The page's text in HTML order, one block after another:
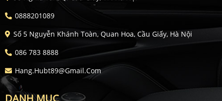
0888201089
Số 5 Nguyễn Khánh Toàn, Quan Hoa, Cầu Giấy, Hà Nội
086 783 8888
Hang.hubt89@gmail.com
DANH MỤC